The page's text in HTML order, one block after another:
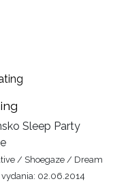
Sleep Party
/ Shoegaze / Dream
02.06.2014